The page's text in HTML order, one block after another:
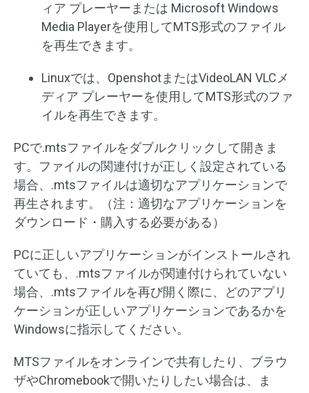
ィア プレーヤーまたは Microsoft Windows
Media Playerを使用してMTS形式のファイル
を再生できます。
Linuxでは、OpenshotまたはVideoLAN VLCメ
ディア プレーヤーを使用してMTS形式のファ
イルを再生できます。
PCで.mtsファイルをダブルクリックして開きま
す。ファイルの関連付けが正しく設定されている
場合、.mtsファイルは適切なアプリケーションで
再生されます。（注：適切なアプリケーションを
ダウンロード・購入する必要がある）
PCに正しいアプリケーションがインストールされ
ていても、.mtsファイルが関連付けられていない
場合、.mtsファイルを再び開く際に、どのアプリ
ケーションが正しいアプリケーションであるかを
Windowsに指示してください。
MTSファイルをオンラインで共有したり、ブラウ
ザやChromebookで開いたりしたい場合は、ま